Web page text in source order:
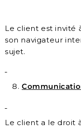
Le client est invité
son navigateur
sujet.
Le client a le droit